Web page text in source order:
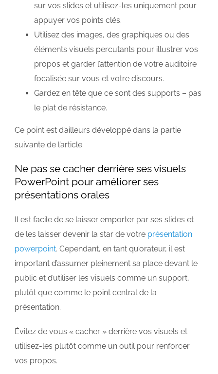
sur vos slides et utilisez-les uniquement pour
appuyer vos points clés.
Utilisez des images, des graphiques ou des
éléments visuels percutants pour illustrer vos
propos et garder l’attention de votre auditoire
focalisée sur vous et votre discours.
Gardez en tête que ce sont des supports – pas
le plat de résistance.
Ce point est d’ailleurs développé dans la partie
suivante de l’article.
Ne pas se cacher derrière ses visuels
PowerPoint pour améliorer ses
présentations orales
Il est facile de se laisser emporter par ses slides et
de les laisser devenir la star de votre présentation
powerpoint. Cependant, en tant qu’orateur, il est
important d’assumer pleinement sa place devant le
public et d’utiliser les visuels comme un support,
plutôt que comme le point central de la
présentation.
Évitez de vous « cacher » derrière vos visuels et
utilisez-les plutôt comme un outil pour renforcer
vos propos.